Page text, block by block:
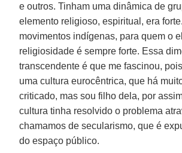
e outros. Tinham uma dinâmica de
elemento religioso, espiritual, era
movimentos indígenas, para quem o
religiosidade é sempre forte. Essa
transcendente é que me fascinou,
uma cultura eurocêntrica, que há
criticado, mas sou filho dela, por
cultura tinha resolvido o problema
chamamos de secularismo, que é
do espaço público.